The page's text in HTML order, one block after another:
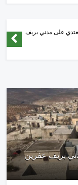
على مدني بريف
بريف عفرين